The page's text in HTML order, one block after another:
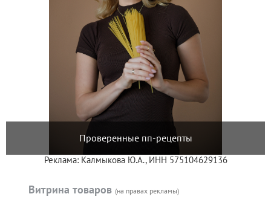
Проверенные пп-рецепты
Реклама: Калмыкова Ю.А., ИНН 575104629136
Витрина товаров (на правах рекламы)